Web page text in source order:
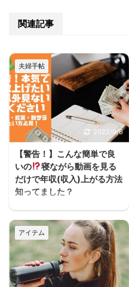
関連記事
夫婦手帖
2022/9/6
【警告！】こんな簡単で良
いの
寝ながら動画を見る
だけで年収(収入)上がる方法
知ってました？
うわぁぁーーースキマ
ヨハクどした！ まじかー
ーーー！！スキマ ヨハク
何が！ 早く見とけば良か
ったーーー！スキマ ヨハ
クうるさいなぁ。何の
アイテム